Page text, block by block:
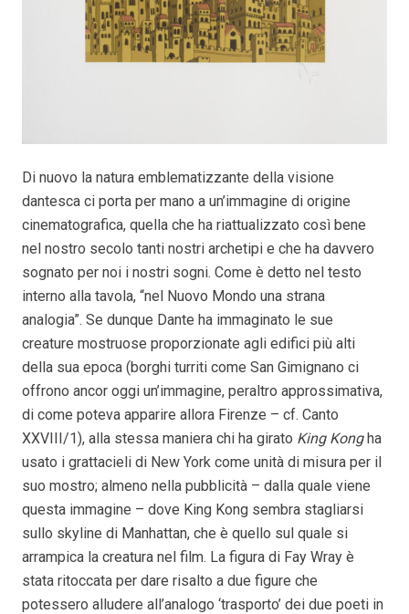
Di nuovo la natura emblematizzante della visione
dantesca ci porta per mano a un’immagine di origine
cinematografica, quella che ha riattualizzato così bene
nel nostro secolo tanti nostri archetipi e che ha davvero
sognato per noi i nostri sogni. Come è detto nel testo
interno alla tavola, “nel Nuovo Mondo una strana
analogia”. Se dunque Dante ha immaginato le sue
creature mostruose proporzionate agli edifici più alti
della sua epoca (borghi turriti come San Gimignano ci
offrono ancor oggi un’immagine, peraltro approssimativa,
di come poteva apparire allora Firenze – cf. Canto
XXVIII/1), alla stessa maniera chi ha girato King Kongha
usato i grattacieli di New York come unità di misura per il
suo mostro; almeno nella pubblicità – dalla quale viene
questa immagine – dove King Kong sembra stagliarsi
sullo skyline di Manhattan, che è quello sul quale si
arrampica la creatura nel film. La figura di Fay Wray è
stata ritoccata per dare risalto a due figure che
potessero alludere all’analogo ‘trasporto’ dei due poeti in